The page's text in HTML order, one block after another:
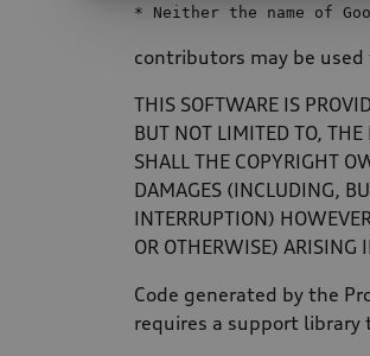
* Neither the name of
contributors may be
THIS SOFTWARE IS
BUT NOT LIMITED TO,
SHALL THE COPYRIGHT
DAMAGES (INCLUDING,
INTERRUPTION)
OR OTHERWISE) ARISING
Code generated by the
requires a support library